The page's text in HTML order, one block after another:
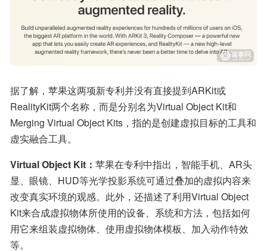
据了解，苹果这两项新专利并没有直接提到ARKit或
RealityKit两个名称，而是分别名为Virtual Object Kit和
Merging Virtual Object Kits，指的是创建虚拟目标的工具和
虚实融合工具。
Virtual Object Kit： 苹果在专利中指出，智能手机、AR头
显、眼镜、HUD等光学投影系统可通过叠加的虚拟内容来
改变真实环境的观感。此外，还描述了利用Virtual Object
Kit来合成虚拟物体所使用的设备、系统和方法，包括如何
用它来组装虚拟物体、使用虚拟物体模板、加入动作特效
等。